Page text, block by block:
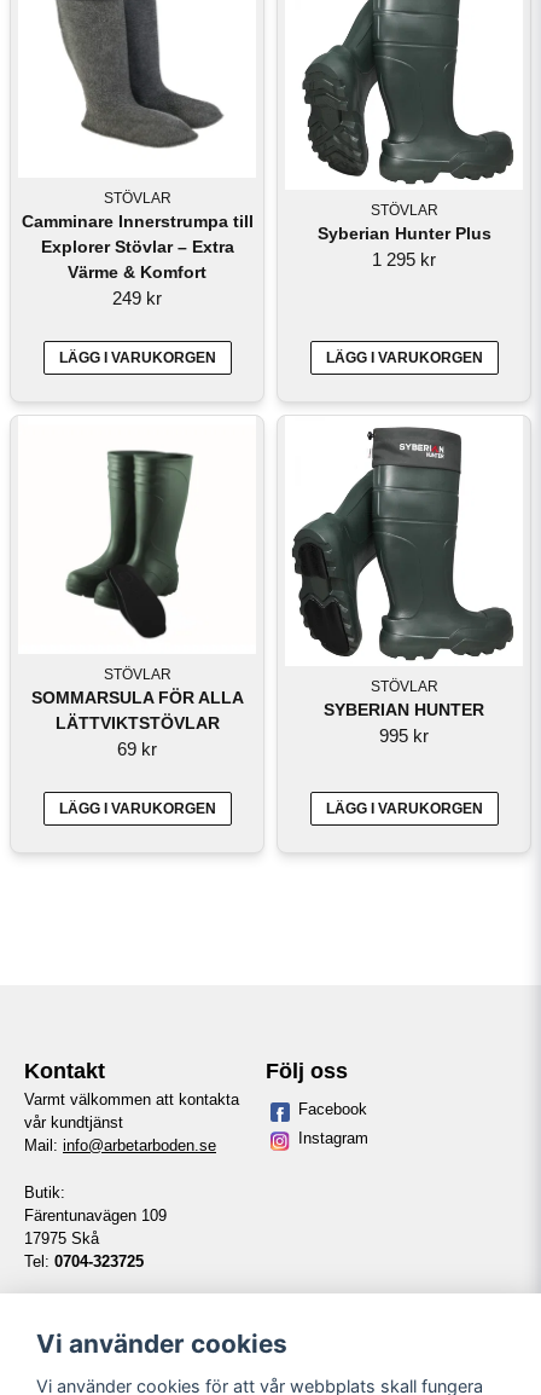
STÖVLAR
Camminare Innerstrumpa till
Explorer Stövlar – Extra
Värme & Komfort
249 kr
LÄGG I VARUKORGEN
STÖVLAR
Syberian Hunter Plus
1 295 kr
LÄGG I VARUKORGEN
STÖVLAR
SOMMARSULA FÖR ALLA
LÄTTVIKTSTÖVLAR
69 kr
LÄGG I VARUKORGEN
STÖVLAR
SYBERIAN HUNTER
995 kr
LÄGG I VARUKORGEN
Kontakt
Varmt välkommen att kontakta
vår kundtjänst
Mail: info@arbetarboden.se
Butik:
Färentunavägen 109
17975 Skå
Tel: 0704-323725
14:00-16:00
Följ oss
Facebook
Instagram
Vi använder cookies
Vi använder cookies för att vår webbplats skall fungera